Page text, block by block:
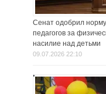
Сенат одобрил
педагогов за
насилие над детьми
09.07.2026 22:10